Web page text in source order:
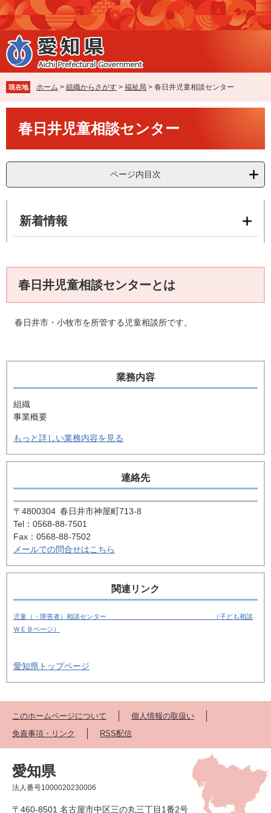
ペ
ー
ジ
の
先
で
す
。
メ
ニ
ュ
ー
を
ば
し
て
現在地 ホーム > 組織からさがす > 福祉局 > 春日井児童相談センター
春日井児童相談センター
ページ内目次
新着情報
春日井児童相談センターとは
春日井市・小牧市を所管する児童相談所です。
業務内容
組織
事業概要
もっと詳しい業務内容を見る
連絡先
〒4800304 春日井市神屋町713-8
Tel：0568-88-7501
Fax：0568-88-7502
メールでの問合せはこちら
関連リンク
児童（・障害者）相談センター
（子ども相談
ＷＥＢページ）
愛知県トップページ
このホームページについて
個人情報の取扱い
免責事項・リンク
RSS配信
愛知県
法人番号1000020230006
〒460-8501 名古屋市中区三の丸三丁目1番2号